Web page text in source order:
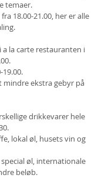
temaer.
18.00-21.00, her er alle
a la carte restauranten i
19.00.
mindre ekstra gebyr på
drikkevarer hele
lokal øl, husets vin og
øl, internationale
beløb.